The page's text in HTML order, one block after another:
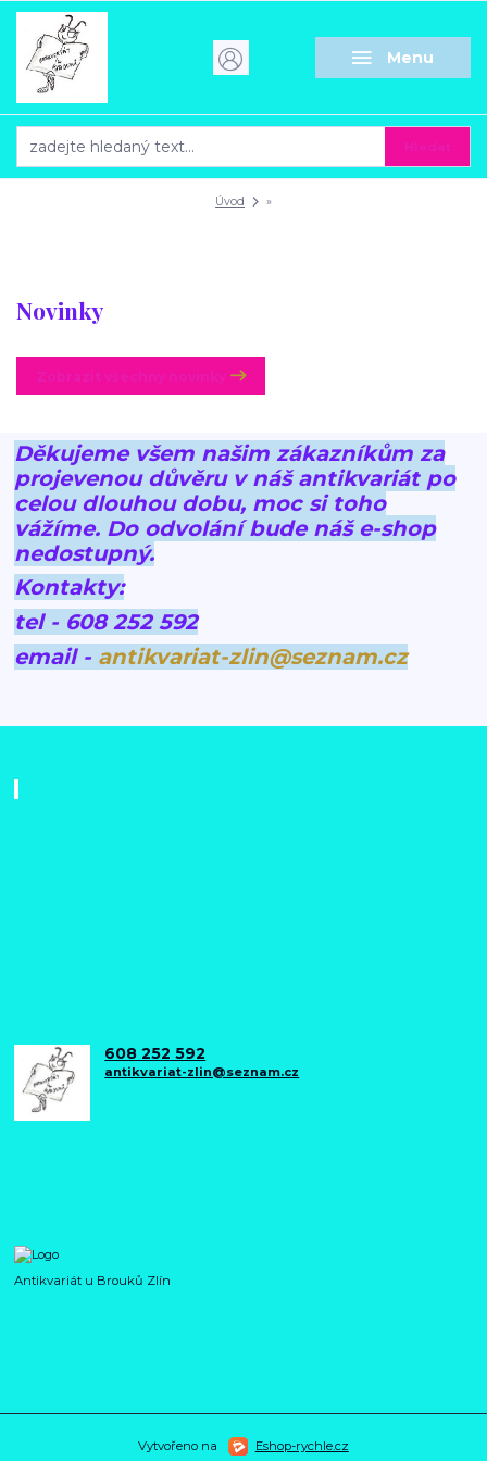
Menu
Úvod »
Novinky
Děkujeme všem našim zákazníkům za
projevenou důvěru v náš antikvariát po
celou dlouhou dobu, moc si toho
vážíme. Do odvolání bude náš e-shop
nedostupný.
Kontakty:
tel - 608 252 592
email - antikvariat-zlin@seznam.cz
608 252 592
antikvariat-zlin@seznam.cz
Antikvariát u Brouků Zlín
Vytvořeno na Eshop-rychle.cz